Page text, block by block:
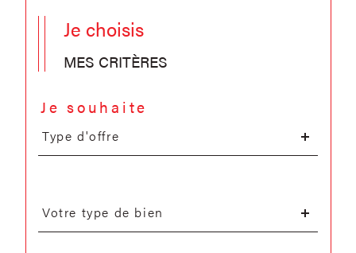
Je choisis
MES CRITÈRES
Je souhaite
d'offre
Type d'offre
d'offre
Votre type de bien